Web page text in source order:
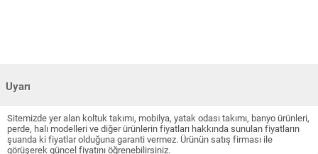
Uyarı
Sitemizde yer alan koltuk takımı, mobilya, yatak odası takımı, banyo ürünleri,
perde, halı modelleri ve diğer ürünlerin fiyatları hakkında sunulan fiyatların
şuanda ki fiyatlar olduğuna garanti vermez. Ürünün satış firması ile
görüşerek güncel fiyatını öğrenebilirsiniz.